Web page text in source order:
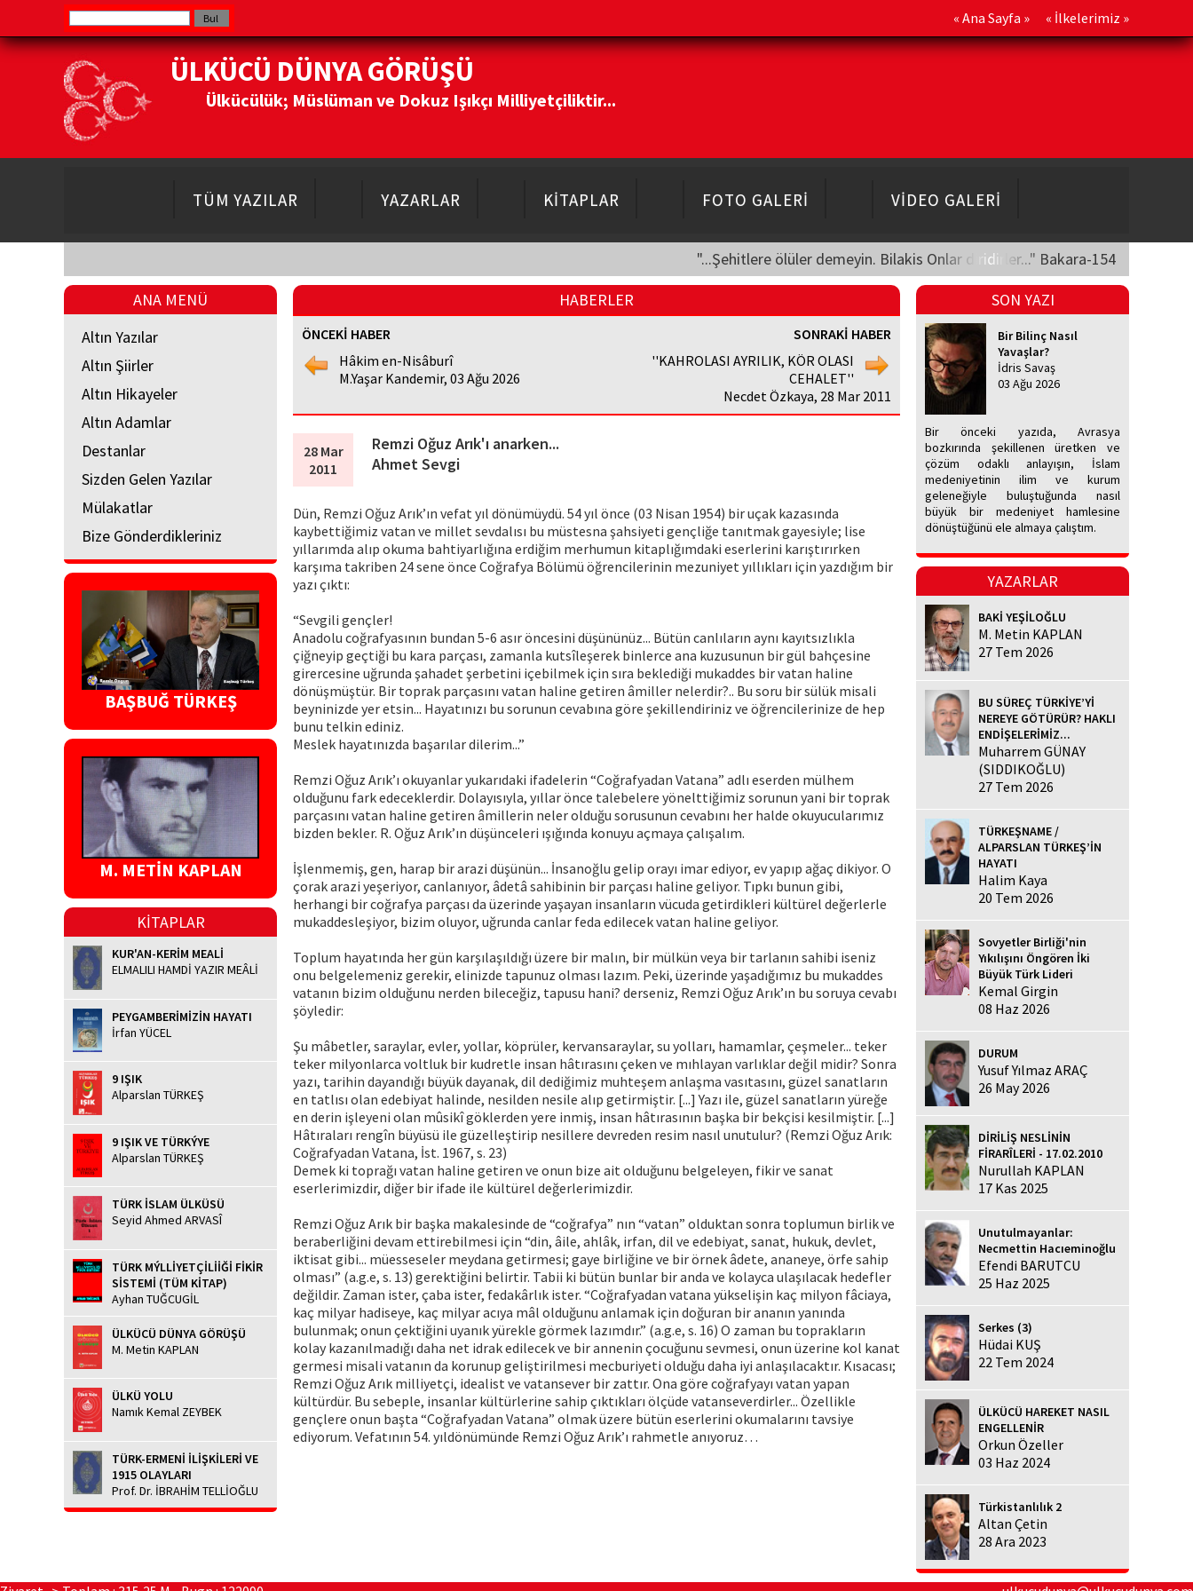
« Ana Sayfa » « İlkelerimiz »
ÜLKÜCÜ DÜNYA GÖRÜŞÜ
Ülkücülük; Müslüman ve Dokuz Işıkçı Milliyetçiliktir...
TÜM YAZILAR YAZARLAR KİTAPLAR FOTO GALERİ VİDEO GALERİ
"...Şehitlere ölüler demeyin. Bilakis Onlar diridirler..." Bakara-154
ANA MENÜ
Altın Yazılar
Altın Şiirler
Altın Hikayeler
Altın Adamlar
Destanlar
Sizden Gelen Yazılar
Mülakatlar
Bize Gönderdikleriniz
BAŞBUĞ TÜRKEŞ
M. METİN KAPLAN
KİTAPLAR
KUR'AN-KERİM MEALİ
ELMALILI HAMDİ YAZIR MEÂLİ
PEYGAMBERİMİZİN HAYATI
İrfan YÜCEL
9 IŞIK
Alparslan TÜRKEŞ
9 IŞIK VE TÜRKÝYE
Alparslan TÜRKEŞ
TÜRK İSLAM ÜLKÜSÜ
Seyid Ahmed ARVASÎ
TÜRK MÝLLİYETÇİLİİĞİ FİKİR
SİSTEMİ (TÜM KİTAP)
Ayhan TUĞCUGİL
ÜLKÜCÜ DÜNYA GÖRÜŞÜ
M. Metin KAPLAN
ÜLKÜ YOLU
Namık Kemal ZEYBEK
TÜRK-ERMENİ İLİŞKİLERİ VE
1915 OLAYLARI
Prof. Dr. İBRAHİM TELLİOĞLU
HABERLER
ÖNCEKİ HABER
Hâkim en-Nisâburî
M.Yaşar Kandemir, 03 Ağu 2026
SONRAKİ HABER
''KAHROLASI AYRILIK, KÖR OLASI
CEHALET''
Necdet Özkaya, 28 Mar 2011
28 Mar
2011
Remzi Oğuz Arık'ı anarken...
Ahmet Sevgi
Dün, Remzi Oğuz Arık’ın vefat yıl dönümüydü. 54 yıl önce (03 Nisan 1954) bir uçak kazasında
kaybettiğimiz vatan ve millet sevdalısı bu müstesna şahsiyeti gençliğe tanıtmak gayesiyle; lise
yıllarımda alıp okuma bahtiyarlığına erdiğim merhumun kitaplığımdaki eserlerini karıştırırken
karşıma takriben 24 sene önce Coğrafya Bölümü öğrencilerinin mezuniyet yıllıkları için yazdığım bir
yazı çıktı:
“Sevgili gençler!
Anadolu coğrafyasının bundan 5-6 asır öncesini düşününüz... Bütün canlıların aynı kayıtsızlıkla
çiğneyip geçtiği bu kara parçası, zamanla kutsîleşerek binlerce ana kuzusunun bir gül bahçesine
girercesine uğrunda şahadet şerbetini içebilmek için sıra beklediği mukaddes bir vatan haline
dönüşmüştür. Bir toprak parçasını vatan haline getiren âmiller nelerdir?.. Bu soru bir sülük misali
beyninizde yer etsin... Hayatınızı bu sorunun cevabına göre şekillendiriniz ve öğrencilerinize de hep
bunu telkin ediniz.
Meslek hayatınızda başarılar dilerim...”
Remzi Oğuz Arık’ı okuyanlar yukarıdaki ifadelerin “Coğrafyadan Vatana” adlı eserden mülhem
olduğunu fark edeceklerdir. Dolayısıyla, yıllar önce talebelere yönelttiğimiz sorunun yani bir toprak
parçasını vatan haline getiren âmillerin neler olduğu sorusunun cevabını her halde okuyucularımız
bizden bekler. R. Oğuz Arık’ın düşünceleri ışığında konuyu açmaya çalışalım.
İşlenmemiş, gen, harap bir arazi düşünün... İnsanoğlu gelip orayı imar ediyor, ev yapıp ağaç dikiyor. O
çorak arazi yeşeriyor, canlanıyor, âdetâ sahibinin bir parçası haline geliyor. Tıpkı bunun gibi,
herhangi bir coğrafya parçası da üzerinde yaşayan insanların vücuda getirdikleri kültürel değerlerle
mukaddesleşiyor, bizim oluyor, uğrunda canlar feda edilecek vatan haline geliyor.
Toplum hayatında her gün karşılaşıldığı üzere bir malın, bir mülkün veya bir tarlanın sahibi iseniz
onu belgelemeniz gerekir, elinizde tapunuz olması lazım. Peki, üzerinde yaşadığımız bu mukaddes
vatanın bizim olduğunu nerden bileceğiz, tapusu hani? derseniz, Remzi Oğuz Arık’ın bu soruya cevabı
şöyledir:
Şu mâbetler, saraylar, evler, yollar, köprüler, kervansaraylar, su yolları, hamamlar, çeşmeler... teker
teker milyonlarca voltluk bir kudretle insan hâtırasını çeken ve mıhlayan varlıklar değil midir? Sonra
yazı, tarihin dayandığı büyük dayanak, dil dediğimiz muhteşem anlaşma vasıtasını, güzel sanatların
en tatlısı olan edebiyat halinde, nesilden nesile alıp getirmiştir. [...] Yazı ile, güzel sanatların yüreğe
en derin işleyeni olan mûsikî göklerden yere inmiş, insan hâtırasının başka bir bekçisi kesilmiştir. [...]
Hâtıraları rengîn büyüsü ile güzelleştirip nesillere devreden resim nasıl unutulur? (Remzi Oğuz Arık:
Coğrafyadan Vatana, İst. 1967, s. 23)
Demek ki toprağı vatan haline getiren ve onun bize ait olduğunu belgeleyen, fikir ve sanat
eserlerimizdir, diğer bir ifade ile kültürel değerlerimizdir.
Remzi Oğuz Arık bir başka makalesinde de “coğrafya” nın “vatan” olduktan sonra toplumun birlik ve
beraberliğini devam ettirebilmesi için “din, âile, ahlâk, irfan, dil ve edebiyat, sanat, hukuk, devlet,
iktisat gibi... müesseseler meydana getirmesi; gaye birliğine ve bir örnek âdete, ananeye, örfe sahip
olması” (a.g.e, s. 13) gerektiğini belirtir. Tabii ki bütün bunlar bir anda ve kolayca ulaşılacak hedefler
değildir. Zaman ister, çaba ister, fedakârlık ister. “Coğrafyadan vatana yükselişin kaç milyon fâciaya,
kaç milyar hadiseye, kaç milyar acıya mâl olduğunu anlamak için doğuran bir ananın yanında
bulunmak; onun çektiğini uyanık yürekle görmek lazımdır.” (a.g.e, s. 16) O zaman bu toprakların
kolay kazanılmadığı daha net idrak edilecek ve bir annenin çocuğunu sevmesi, onun üzerine kol kanat
germesi misali vatanın da korunup geliştirilmesi mecburiyeti olduğu daha iyi anlaşılacaktır. Kısacası;
Remzi Oğuz Arık milliyetçi, idealist ve vatansever bir zattır. Ona göre coğrafyayı vatan yapan
kültürdür. Bu sebeple, insanlar kültürlerine sahip çıktıkları ölçüde vatanseverdirler... Özellikle
gençlere onun başta “Coğrafyadan Vatana” olmak üzere bütün eserlerini okumalarını tavsiye
ediyorum. Vefatının 54. yıldönümünde Remzi Oğuz Arık’ı rahmetle anıyoruz…
SON YAZI
Bir Bilinç Nasıl
Yavaşlar?
İdris Savaş
03 Ağu 2026
Bir önceki yazıda, Avrasya
bozkırında şekillenen üretken ve
çözüm odaklı anlayışın, İslam
medeniyetinin ilim ve kurum
geleneğiyle buluştuğunda nasıl
büyük bir medeniyet hamlesine
dönüştüğünü ele almaya çalıştım.
YAZARLAR
BAKİ YEŞİLOĞLU
M. Metin KAPLAN
27 Tem 2026
BU SÜREÇ TÜRKİYE’Yİ
NEREYE GÖTÜRÜR? HAKLI
ENDİŞELERİMİZ...
Muharrem GÜNAY
(SIDDIKOĞLU)
27 Tem 2026
TÜRKEŞNAME /
ALPARSLAN TÜRKEŞ’İN
HAYATI
Halim Kaya
20 Tem 2026
Sovyetler Birliği'nin
Yıkılışını Öngören İki
Büyük Türk Lideri
Kemal Girgin
08 Haz 2026
DURUM
Yusuf Yılmaz ARAÇ
26 May 2026
DİRİLİŞ NESLİNİN
FİRARÎLERİ - 17.02.2010
Nurullah KAPLAN
17 Kas 2025
Unutulmayanlar:
Necmettin Hacıeminoğlu
Efendi BARUTCU
25 Haz 2025
Serkes (3)
Hüdai KUŞ
22 Tem 2024
ÜLKÜCÜ HAREKET NASIL
ENGELLENİR
Orkun Özeller
03 Haz 2024
Türkistanlılık 2
Altan Çetin
28 Ara 2023